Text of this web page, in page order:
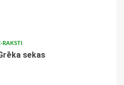
RAKSTI
sekas